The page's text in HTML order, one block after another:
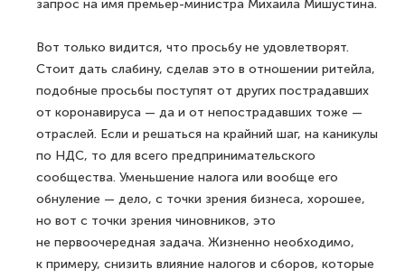
запрос на имя премьер-министра Михаила Мишустина.
Вот только видится, что просьбу не удовлетворят.
Стоит дать слабину, сделав это в отношении ритейла,
подобные просьбы поступят от других пострадавших
от коронавируса — да и от непострадавших тоже —
отраслей. Если и решаться на крайний шаг, на каникулы
по НДС, то для всего предпринимательского
сообщества. Уменьшение налога или вообще его
обнуление — дело, с точки зрения бизнеса, хорошее,
но вот с точки зрения чиновников, это
не первоочередная задача. Жизненно необходимо,
к примеру, снизить влияние налогов и сборов, которые